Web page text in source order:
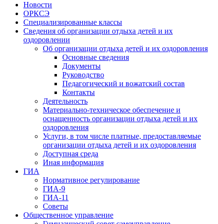
Новости
ОРКСЭ
Специализированные классы
Сведения об организации отдыха детей и их
оздоровлении
Об организации отдыха детей и их оздоровления
Основные сведения
Документы
Руководство
Педагогический и вожатский состав
Контакты
Деятельность
Материально-техническое обеспечение и
оснащенность организации отдыха детей и их
оздоровления
Услуги, в том числе платные, предоставляемые
организации отдыха детей и их оздоровления
Доступная среда
Иная информация
ГИА
Нормативное регулирование
ГИА-9
ГИА-11
Советы
Общественное управление